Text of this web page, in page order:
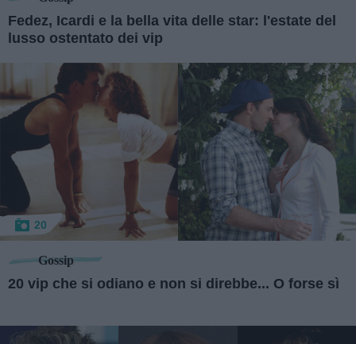
Fedez, Icardi e la bella vita delle star: l'estate del
lusso ostentato dei vip
20
Gossip
20 vip che si odiano e non si direbbe... O forse sì